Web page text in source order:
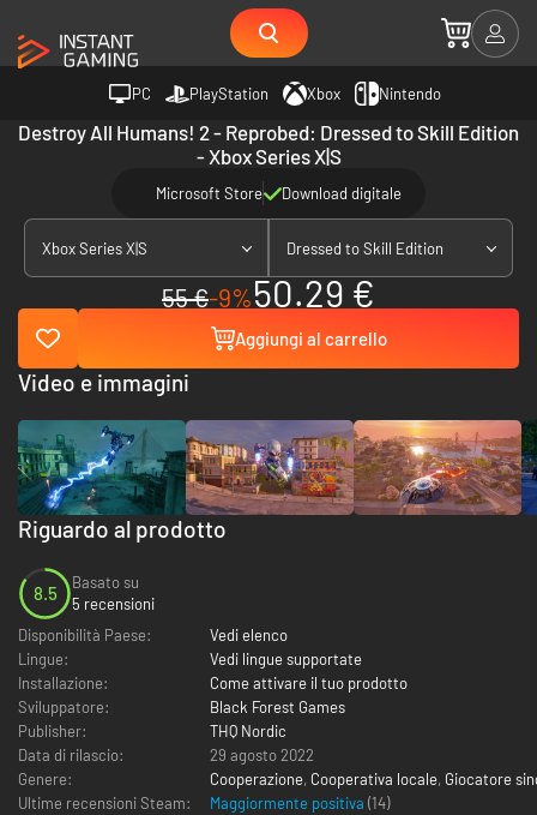
PC PlayStation Xbox Nintendo
Destroy All Humans! 2 - Reprobed: Dressed to Skill Edition
- Xbox Series X|S
Microsoft Store Download digitale
Xbox Series X|S Dressed to Skill Edition
55 €-9%50.29 €
Aggiungi al carrello
Riguardo al prodotto
8.5
Basato su
5 recensioni
Disponibilità Paese:
Vedi elenco
Lingue:
Vedi lingue supportate
Installazione:
Come attivare il tuo prodotto
Sviluppatore:
Black Forest Games
Publisher:
THQ Nordic
Data di rilascio:
29 agosto 2022
Genere:
Cooperazione, Cooperativa locale, Giocatore
Ultime recensioni Steam:
Maggiormente positiva (14)
Video e immagini